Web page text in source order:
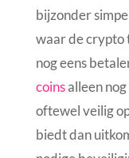
bijzonder
waar de crypto
nog eens
coinsalleen nog
oftewel veilig
biedt dan